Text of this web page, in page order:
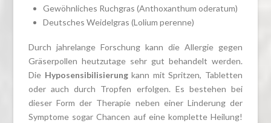
Gewöhnliches Ruchgras (Anthoxanthum oderatum)
Deutsches Weidelgras (Lolium perenne)
Durch jahrelange Forschung kann die Allergie gegen
Gräserpollen heutzutage sehr gut behandelt werden.
Die Hyposensibilisierungkann mit Spritzen, Tabletten
oder auch durch Tropfen erfolgen. Es bestehen bei
dieser Form der Therapie neben einer Linderung der
Symptome sogar Chancen auf eine komplette Heilung!